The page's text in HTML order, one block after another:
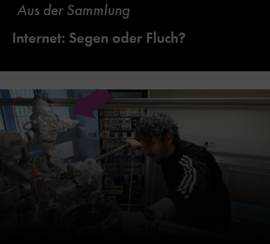
Aus der Sammlung
Internet: Segen oder Fluch?